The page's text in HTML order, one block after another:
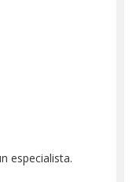
especialista.